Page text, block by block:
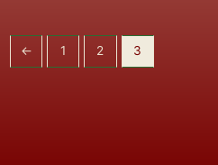
← 1 2 3